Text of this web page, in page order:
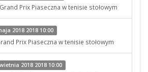
Prix Piaseczna w tenisie stołowym
2018 2018 10:00
Prix Piaseczna w tenisie stołowym
2018 2018 10:00